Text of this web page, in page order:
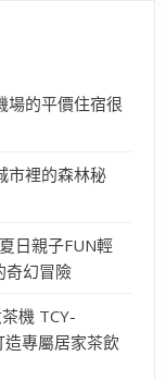
場的平價住宿很
市裡的森林秘
日親子FUN輕
奇幻冒險
機 TCY-
專屬居家茶飲